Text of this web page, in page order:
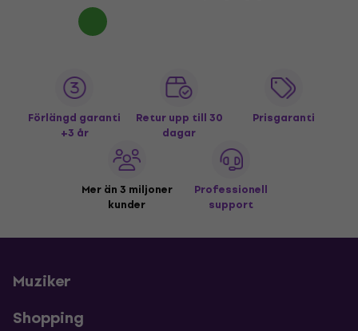
Förlängd garanti
+3 år
Retur upp till 30
dagar
Prisgaranti
Mer än 3 miljoner
kunder
Professionell
support
Muziker
Shopping